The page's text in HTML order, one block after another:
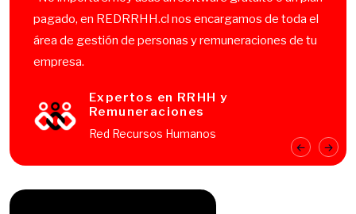
pagado, en REDRRHH.cl nos encargamos de toda el
área de gestión de personas y remuneraciones de tu
Expertos en RRHH y
Remuneraciones
Red Recursos Humanos